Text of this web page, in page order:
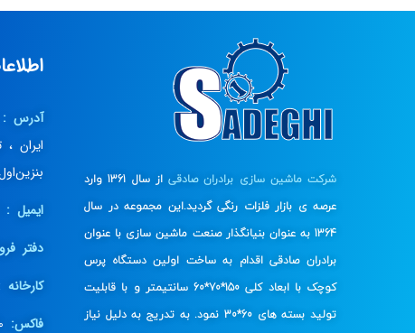
شرکت ماشین سازی برادران صادقی
از سال 1361 وارد
عرصه ی بازار فلزات رنگی گردید.این مجموعه در سال
1364 به عنوان بنیانگذار صنعت ماشین سازی با عنوان
برادران صادقی اقدام به ساخت اولین دستگاه پرس
کوچک با ابعاد کلی 150*70*60 سانتیمتر و با قابلیت
تولید بسته های 60*30 نمود. به تدریج به دلیل نیاز
آدرس :
ایران
ایمیل :
دفتر
کارخانه
فاکس: